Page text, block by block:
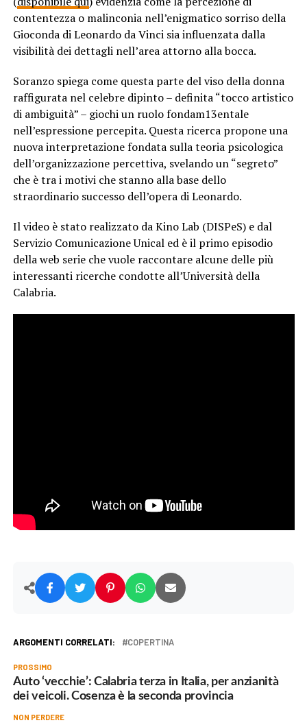
contentezza o malinconia nell’enigmatico sorriso della
Gioconda di Leonardo da Vinci sia influenzata dalla
visibilità dei dettagli nell’area attorno alla bocca.
Soranzo spiega come questa parte del viso della donna
raffigurata nel celebre dipinto – definita “tocco artistico
di ambiguità” – giochi un ruolo fondam13entale
nell’espressione percepita. Questa ricerca propone una
nuova interpretazione fondata sulla teoria psicologica
dell’organizzazione percettiva, svelando un “segreto”
che è tra i motivi che stanno alla base dello
straordinario successo dell’opera di Leonardo.
Il video è stato realizzato da Kino Lab (DISPeS) e dal
Servizio Comunicazione Unical ed è il primo episodio
della web serie che vuole raccontare alcune delle più
interessanti ricerche condotte all’Università della
Calabria.
ARGOMENTI CORRELATI: COPERTINA
PROSSIMO
Auto ‘vecchie’: Calabria terza in Italia, per anzianità
dei veicoli. Cosenza è la seconda provincia
NON PERDERE